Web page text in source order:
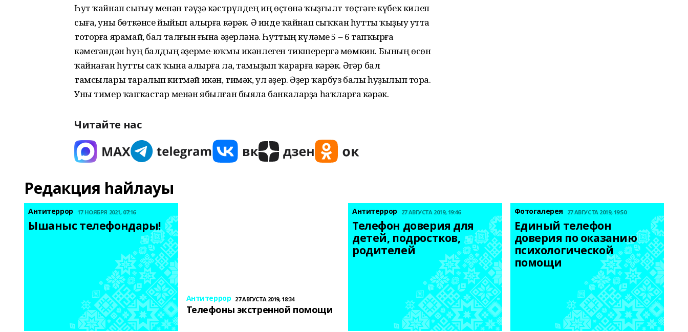
Һут ҡайнап сығыу менән тәүҙә кәстрүлдең иң өҫтөнә ҡыҙғылт төҫтәге күбек килеп
сыға, уны бөткәнсе йыйып алырға кәрәк. Ә инде ҡайнап сыҡҡан һутты ҡыҙыу утта
тоторға ярамай, бал талғын ғына әҙерләнә. Һуттың күләме 5 – 6 тапҡырға
кәмегәндән һуң балдың әҙерме-юҡмы икәнлеген тикшерергә мөмкин. Бының өсөн
ҡайнаған һутты саҡ ҡына алырға ла, тамыҙып ҡарарға кәрәк. Әгәр бал
тамсылары таралып китмәй икән, тимәк, ул әҙер. Әҙер ҡарбуз балы һуҙылып тора.
Уны тимер ҡапҡастар менән ябылған быяла банкаларҙа һаҡларға кәрәк.
Читайте нас
Редакция һайлауы
Антитеррор 17 НОЯБРЯ 2021, 07:16
Ышаныс телефондары!
Антитеррор 27 АВГУСТА 2019, 18:34
Телефоны экстренной помощи
Антитеррор 27 АВГУСТА 2019, 19:46
Телефон доверия для
детей, подростков,
родителей
Фотогалерея 27 АВГУСТА 2019, 19:50
Единый телефон
доверия по оказанию
психологической
помощи